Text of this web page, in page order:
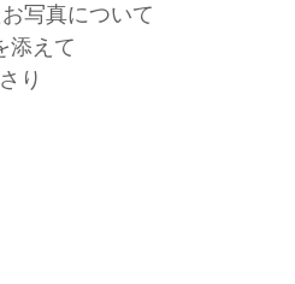
写真について
添えて
り